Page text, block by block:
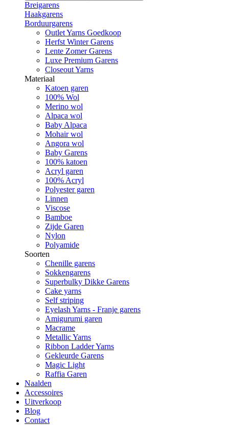
Breigarens
Haakgarens
Borduurgarens
Outlet Yarns Goedkoop
Herfst Winter Garens
Lente Zomer Garens
Luxe Premium Garens
Closeout Yarns
Materiaal
Katoen garen
100% Wol
Merino wol
Alpaca wol
Baby Alpaca
Mohair wol
Angora wol
Baby Garens
100% katoen
Acryl garen
100% Acryl
Polyester garen
Linnen
Viscose
Bamboe
Zijde Garen
Nylon
Polyamide
Soorten
Chenille garens
Sokkengarens
Superbulky Dikke Garens
Cake yarns
Self striping
Eyelash Yarns - Franje garens
Amigurumi garen
Macrame
Metallic Yarns
Ribbon Ladder Yarns
Gekleurde Garens
Magic Light
Raffia Garen
Naalden
Accessoires
Uitverkoop
Blog
Contact